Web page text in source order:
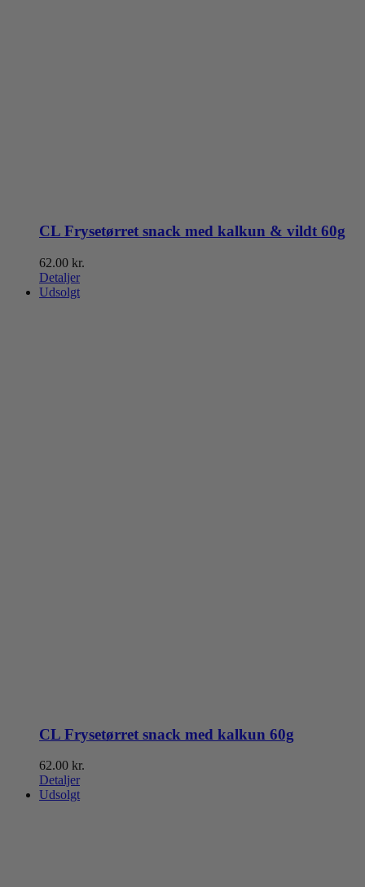
CL Frysetørret snack med kalkun & vildt 60g
62.00 kr.
Detaljer
Udsolgt
CL Frysetørret snack med kalkun 60g
62.00 kr.
Detaljer
Udsolgt